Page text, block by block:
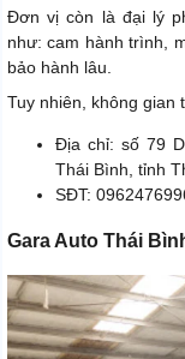
Đơn vị còn là đại lý
như: cam hành trình,
bảo hành lâu.
Tuy nhiên, không gian
Địa chỉ: số 79
Thái Bình, tỉnh
SĐT:
Gara Auto Thái